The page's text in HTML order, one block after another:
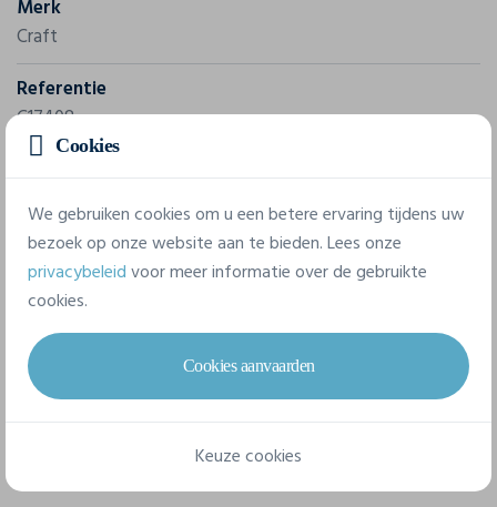
Merk
Craft
Referentie
C17408
Samenstelling
100% Polyester Recycled
7 beschikbare maten
S M
Cookies
We gebruiken cookies om u een betere ervaring tijdens uw
bezoek op onze website aan te bieden. Lees onze
privacybeleidvoor meer informatie over de gebruikte
cookies.
Cookies aanvaarden
Keuze cookies